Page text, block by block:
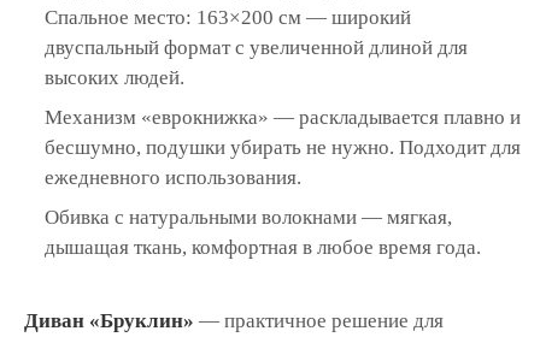
Спальное место: 163×200 см — широкий
двуспальный формат с увеличенной длиной для
высоких людей.
Механизм «еврокнижка» — раскладывается плавно и
бесшумно, подушки убирать не нужно. Подходит для
ежедневного использования.
Обивка с натуральными волокнами — мягкая,
дышащая ткань, комфортная в любое время года.
Диван «Бруклин» — практичное решение для